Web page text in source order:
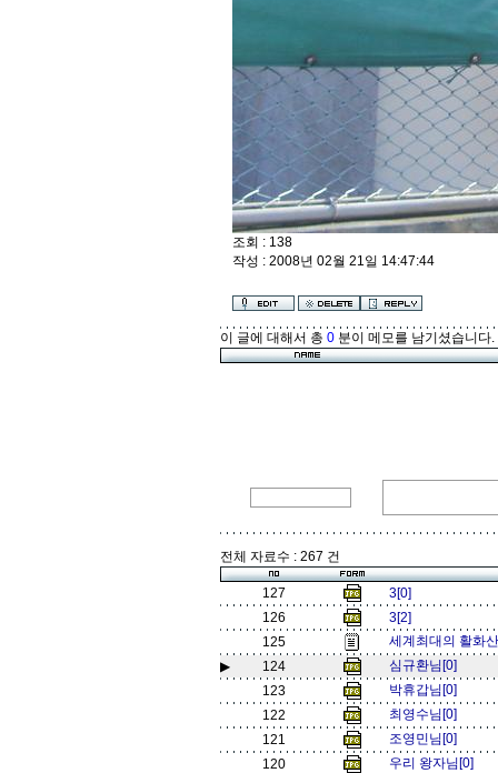
조회 : 138
작성 : 2008년 02월 21일 14:47:44
이 글에 대해서 총 0 분이 메모를 남기셨습니다.
전체 자료수 : 267 건
127
3[0]
126
3[2]
125
세계최대의 활화
▶
124
심규환님[0]
123
박휴갑님[0]
122
최영수님[0]
121
조영민님[0]
120
우리 왕자님[0]